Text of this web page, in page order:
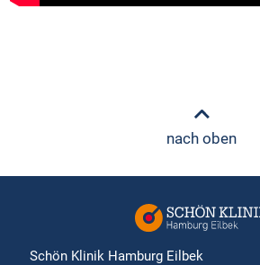
nach oben
Schön Klinik Hamburg Eilbek